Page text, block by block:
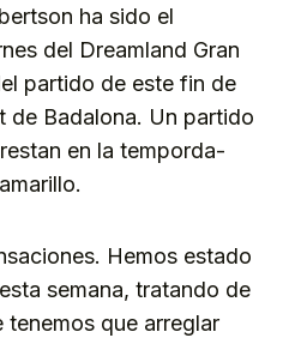
ha sido el
del Dreamland Gran
partido de este fin de
de Badalona. Un partido
en la temporda-
Hemos estado
semana, tratando de
tenemos que arreglar